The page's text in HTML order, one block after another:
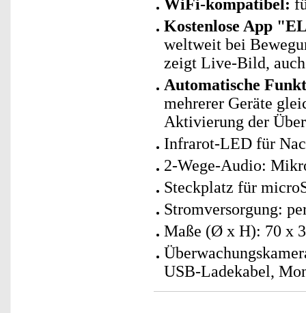
WiFi-kompatibel:
Kostenlose App
weltweit bei
zeigt Live-Bild,
Automatische
mehrerer Geräte
Aktivierung der
Infrarot-LED für
2-Wege-Audio:
Steckplatz für
Stromversorgung:
Maße (Ø x H): 70 x
USB-Ladekabel,